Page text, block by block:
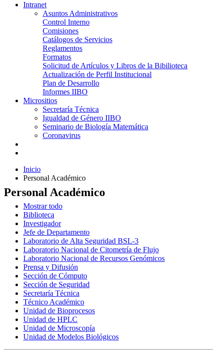
Intranet
Asuntos Administrativos
Control Interno
Comisiones
Catálogos de Servicios
Reglamentos
Formatos
Solicitud de Artículos y Libros de la Bibilioteca
Actualización de Perfil Institucional
Plan de Desarrollo
Informes IIBO
Micrositios
Secretaría Técnica
Igualdad de Género IIBO
Seminario de Biología Matemática
Coronavirus
Inicio
Personal Académico
Personal Académico
Mostrar todo
Biblioteca
Investigador
Jefe de Departamento
Laboratorio de Alta Seguridad BSL-3
Laboratorio Nacional de Citometría de Flujo
Laboratorio Nacional de Recursos Genómicos
Prensa y Difusión
Sección de Cómputo
Sección de Seguridad
Secretaría Técnica
Técnico Académico
Unidad de Bioprocesos
Unidad de HPLC
Unidad de Microscopía
Unidad de Modelos Biológicos